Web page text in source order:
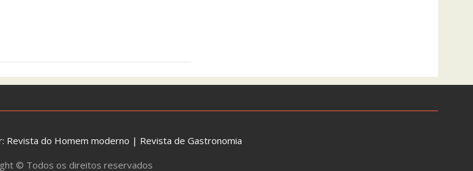
Revista do Homem moderno | Revista de Gastronomia
© Todos os direitos reservados